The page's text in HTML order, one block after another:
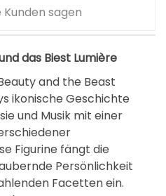
sagen
das Biest Lumière
and the Beast
ikonische Geschichte
und Musik mit einer
Figurine fängt die
Persönlichkeit
Facetten ein.